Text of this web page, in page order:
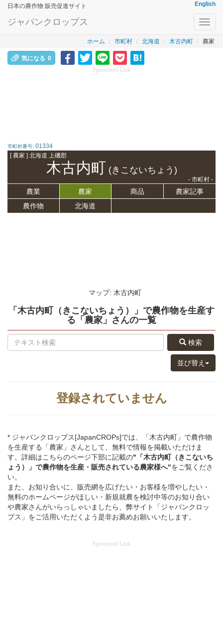
日本の農作物 販売促進サイト English
ジャパンクロップス
ホーム 市町村 北海道 木古内町 農家
気になる 0
Sponsored Link
市町村番号: 01334
[ 農家 ] 北海道 上磯郡
木古内町 (きこないちょう)
- 市町村 -
農業 農家 商品
農家記事
農作物
北海道
マップ: 木古内町
「木古内町（きこないちょう）」 で農作物を生産す
る 「農家」さんの一覧
検索
並び替え
登録されていません
* ジャパンクロップス[JapanCROPs]では、「木古内町」で農作物
を生産する「農家」さんとして、無料で情報を掲載いただけま
す。詳細はこちらのページ下部に記載の"「木古内町（きこないち
ょう）」 で農作物を生産・販売されている農家様へ"をご覧くださ
い。
また、お知り合いに、販売網を広げたい・お客様を増やしたい・
無料のホームページがほしい・新規就農を検討中等のお知り合い
や農家さんがいらっしゃいましたら、弊サイト「ジャパンクロッ
プス」をご活用いただくよう是非お薦めお願いいたします。
Sponsored Link